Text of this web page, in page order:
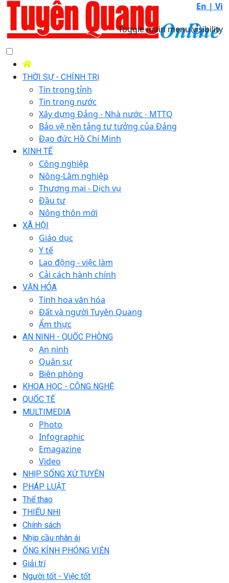
En | Vi
Toggle main menu visibility
THỜI SỰ - CHÍNH TRỊ
Tin trong tỉnh
Tin trong nước
Xây dựng Đảng - Nhà nước - MTTQ
Bảo vệ nền tảng tư tưởng của Đảng
Đạo đức Hồ Chí Minh
KINH TẾ
Công nghiệp
Nông-Lâm nghiệp
Thương mại - Dịch vụ
Đầu tư
Nông thôn mới
XÃ HỘI
Giáo dục
Y tế
Lao động - việc làm
Cải cách hành chính
VĂN HÓA
Tinh hoa văn hóa
Đất và người Tuyên Quang
Ẩm thực
AN NINH - QUỐC PHÒNG
An ninh
Quân sự
Biên phòng
KHOA HỌC - CÔNG NGHỆ
QUỐC TẾ
MULTIMEDIA
Photo
Infographic
Emagazine
Video
NHỊP SỐNG XỨ TUYÊN
PHÁP LUẬT
Thể thao
THIẾU NHI
Chính sách
Nhịp cầu nhân ái
ỐNG KÍNH PHÓNG VIÊN
Giải trí
Người tốt - Việc tốt